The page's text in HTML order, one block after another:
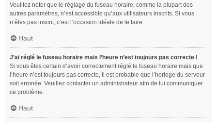
Veuillez noter que le réglage du fuseau horaire, comme la plupart des
autres paramètres, n’est accessible qu’aux utilisateurs inscrits. Si vous
n’êtes pas inscrit, c’est l’occasion idéale de le faire.
Haut
J’ai réglé le fuseau horaire mais l’heure n’est toujours pas correcte !
Si vous êtes certain d’avoir correctement réglé le fuseau horaire mais que
l’heure n’est toujours pas correcte, il est probable que l’horloge du serveur
soit erronée. Veuillez contacter un administrateur afin de lui communiquer
ce problème.
Haut